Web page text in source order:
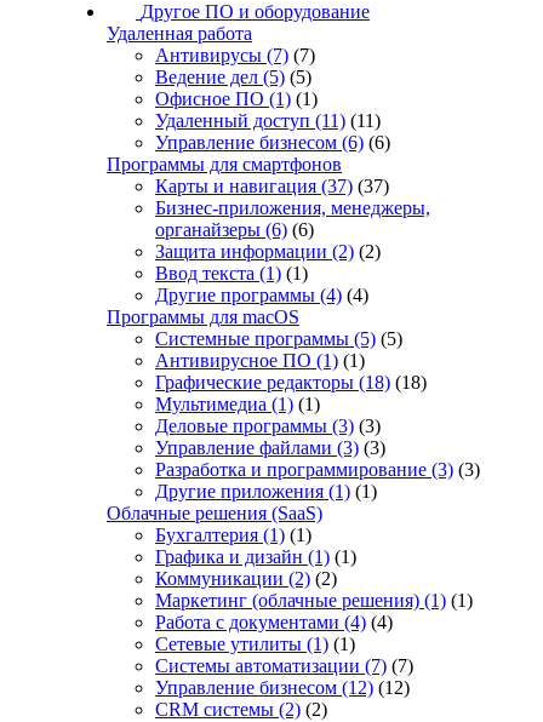
Другое ПО и оборудование
Удаленная работа
Антивирусы (7) (7)
Ведение дел (5) (5)
Офисное ПО (1) (1)
Удаленный доступ (11) (11)
Управление бизнесом (6) (6)
Программы для смартфонов
Карты и навигация (37) (37)
Бизнес-приложения, менеджеры,
органайзеры (6) (6)
Защита информации (2) (2)
Ввод текста (1) (1)
Другие программы (4) (4)
Программы для macOS
Системные программы (5) (5)
Антивирусное ПО (1) (1)
Графические редакторы (18) (18)
Мультимедиа (1) (1)
Деловые программы (3) (3)
Управление файлами (3) (3)
Разработка и программирование (3) (3)
Другие приложения (1) (1)
Облачные решения (SaaS)
Бухгалтерия (1) (1)
Графика и дизайн (1) (1)
Коммуникации (2) (2)
Маркетинг (облачные решения) (1) (1)
Работа с документами (4) (4)
Сетевые утилиты (1) (1)
Системы автоматизации (7) (7)
Управление бизнесом (12) (12)
CRM системы (2) (2)